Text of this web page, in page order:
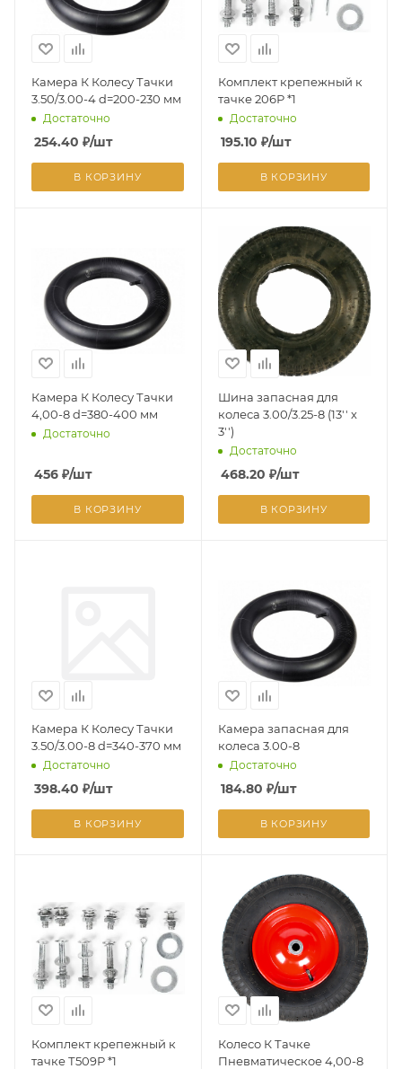
Камера К Колесу Тачки
3.50/3.00-4 d=200-230 мм
Достаточно
254.40 ₽/шт
В КОРЗИНУ
Комплект крепежный к
тачке 206Р *1
Достаточно
195.10 ₽/шт
В КОРЗИНУ
Камера К Колесу Тачки
4,00-8 d=380-400 мм
Достаточно
456 ₽/шт
В КОРЗИНУ
Шина запасная для
колеса 3.00/3.25-8 (13'' x
3'')
Достаточно
468.20 ₽/шт
В КОРЗИНУ
Камера К Колесу Тачки
3.50/3.00-8 d=340-370 мм
Достаточно
398.40 ₽/шт
В КОРЗИНУ
Камера запасная для
колеса 3.00-8
Достаточно
184.80 ₽/шт
В КОРЗИНУ
Комплект крепежный к
тачке Т509Р *1
Колесо К Тачке
Пневматическое 4,00-8